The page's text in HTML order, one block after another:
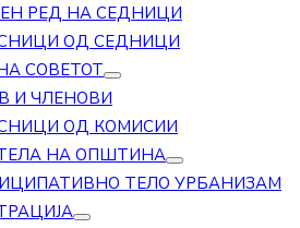
РЕД НА СЕДНИЦИ
ОД СЕДНИЦИ
СОВЕТОТ
И ЧЛЕНОВИ
ОД КОМИСИИ
НА ОПШТИНА
ТЕЛО УРБАНИЗАМ